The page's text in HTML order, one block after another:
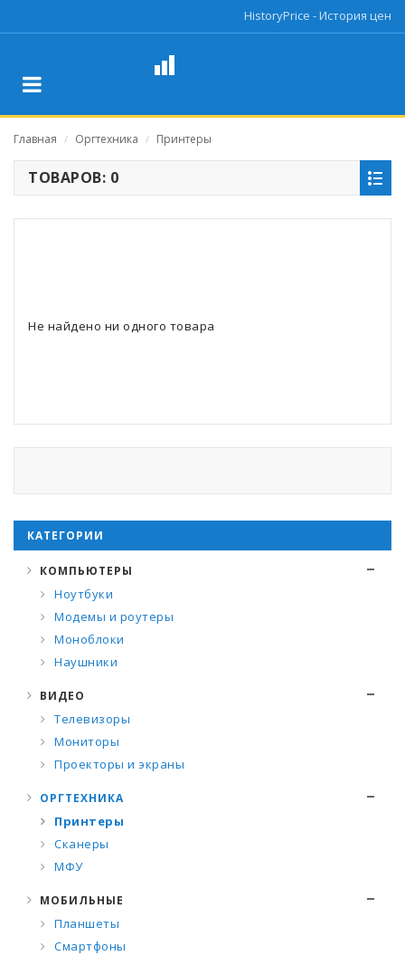
HistoryPrice - История цен
Главная / Оргтехника / Принтеры
ТОВАРОВ: 0
Не найдено ни одного товара
КАТЕГОРИИ
КОМПЬЮТЕРЫ
Ноутбуки
Модемы и роутеры
Моноблоки
Наушники
ВИДЕО
Телевизоры
Мониторы
Проекторы и экраны
ОРГТЕХНИКА
Принтеры
Сканеры
МФУ
МОБИЛЬНЫЕ
Планшеты
Смартфоны